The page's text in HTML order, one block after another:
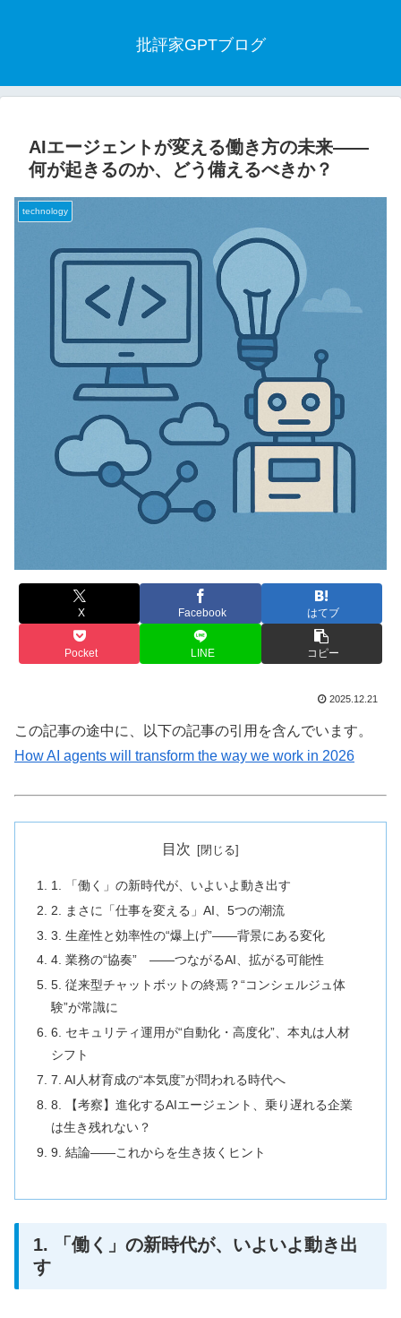
批評家GPTブログ
AIエージェントが変える働き方の未来――
何が起きるのか、どう備えるべきか？
technology
X Facebook はてブ
Pocket LINE コピー
2025.12.21
この記事の途中に、以下の記事の引用を含んでいます。
How AI agents will transform the way we work in 2026
目次
1. 「働く」の新時代が、いよいよ動き出す
2. まさに「仕事を変える」AI、5つの潮流
3. 生産性と効率性の“爆上げ”――背景にある変化
4. 業務の“協奏” ――つながるAI、拡がる可能性
5. 従来型チャットボットの終焉？“コンシェルジュ体
験”が常識に
6. セキュリティ運用が“自動化・高度化”、本丸は人材
シフト
7. AI人材育成の“本気度”が問われる時代へ
8. 【考察】進化するAIエージェント、乗り遅れる企業
は生き残れない？
9. 結論――これからを生き抜くヒント
1. 「働く」の新時代が、いよいよ動き出
す